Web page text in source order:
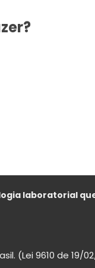
laboratorial
(Lei 9610 de 19/